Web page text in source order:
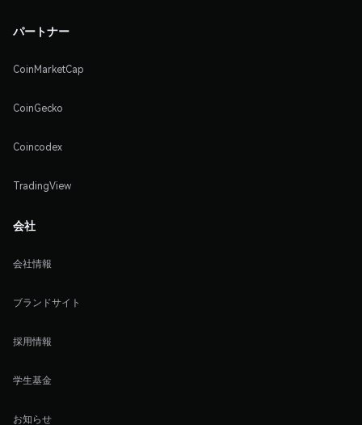
パートナー
CoinMarketCap
CoinGecko
Coincodex
TradingView
会社
会社情報
ブランドサイト
採用情報
学生基金
お知らせ